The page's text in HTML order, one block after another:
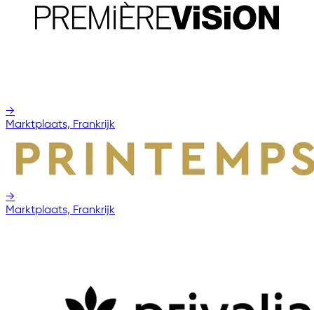
→
Marktplaats, Frankrijk
→
Marktplaats, Frankrijk